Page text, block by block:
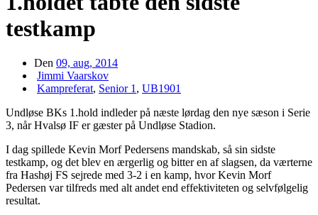
testkamp
Den 09, aug, 2014
Jimmi Vaarskov
Kampreferat, Senior 1 , UB1901
Undløse BKs 1.hold indleder på næste lørdag den nye sæson i Serie
3, når Hvalsø IF er gæster på Undløse Stadion.
I dag spillede Kevin Morf Pedersens mandskab, så sin sidste
testkamp, og det blev en ærgerlig og bitter en af slagsen, da værterne
fra Hashøj FS sejrede med 3-2 i en kamp, hvor Kevin Morf
Pedersen var tilfreds med alt andet end effektiviteten og selvfølgelig
resultat.